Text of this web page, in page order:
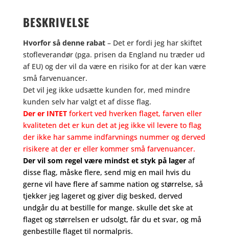
BESKRIVELSE
Hvorfor så denne rabat– Det er fordi jeg har skiftet
stofleverandør (pga. prisen da England nu træder ud
af EU) og der vil da være en risiko for at der kan være
små farvenuancer.
Det vil jeg ikke udsætte kunden for, med mindre
kunden selv har valgt et af disse flag.
Der er INTETforkert ved hverken flaget, farven eller
kvaliteten det er kun det at jeg ikke vil levere to flag
der ikke har samme indfarvnings nummer og derved
risikere at der er eller kommer små farvenuancer.
Der vil som regel være mindst et styk på lageraf
disse flag, måske flere, send mig en mail hvis du
gerne vil have flere af samme nation og størrelse, så
tjekker jeg lageret og giver dig besked, derved
undgår du at bestille for mange. skulle det ske at
flaget og størrelsen er udsolgt, får du et svar, og må
genbestille flaget til normalpris.